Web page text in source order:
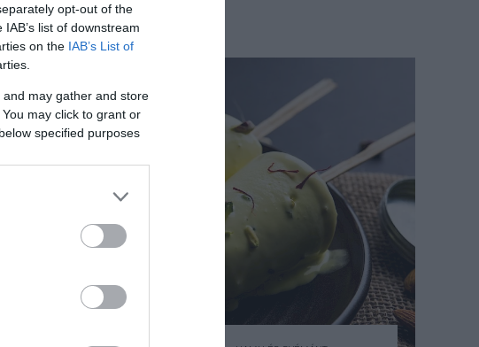
opt-out of the
list of downstream
on the IAB’s List of
may gather and store
may click to grant or
specified purposes